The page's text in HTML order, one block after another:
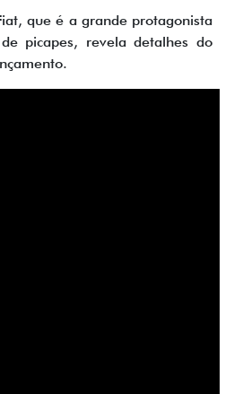
que é a grande protagonista
picapes, revela detalhes do